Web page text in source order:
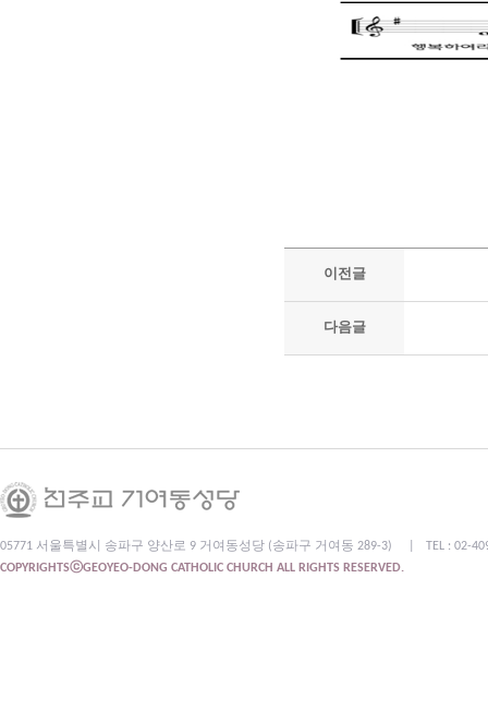
이전글
다음글
05771 서울특별시 송파구 양산로 9 거여동성당 (송파구 거여동 289-3)
TEL : 02-
COPYRIGHTSⓒGEOYEO-DONG CATHOLIC CHURCH ALL RIGHTS RESERVED.